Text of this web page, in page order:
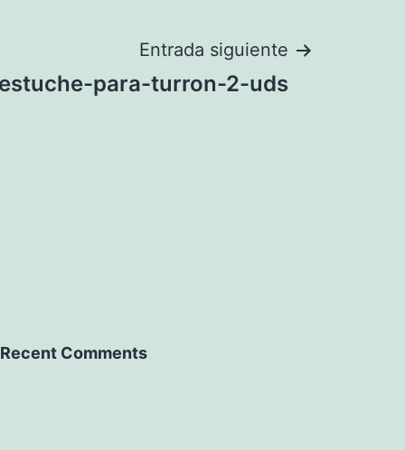
Entrada siguiente
para-turron-2-uds
Recent Comments